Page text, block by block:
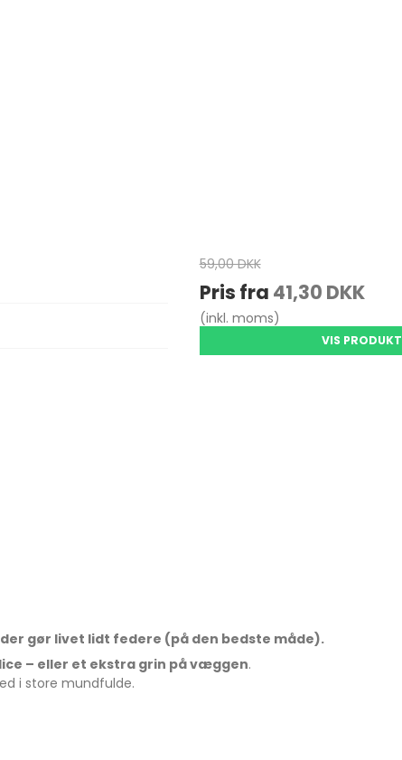
59,00 DKK
Pris fra 41,30 DKK
(inkl. moms)
VIS PRODUKT
gør livet lidt federe (på den bedste måde).
– eller et ekstra grin på væggen.
i store mundfulde.